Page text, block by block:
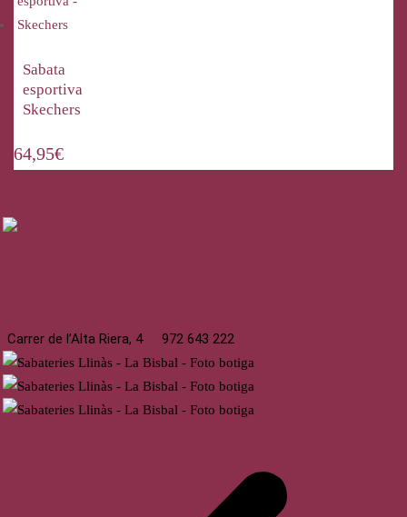
Sabata
esportiva
Skechers
64,95€
Carrer de l’Alta Riera, 4 972 643 222